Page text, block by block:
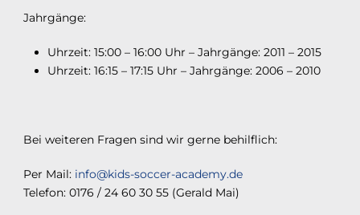
Jahrgänge:
Uhrzeit: 15:00 – 16:00 Uhr – Jahrgänge: 2011 – 2015
Uhrzeit: 16:15 – 17:15 Uhr – Jahrgänge: 2006 – 2010
Bei weiteren Fragen sind wir gerne behilflich:
Per Mail: info@kids-soccer-academy.de
Telefon: 0176 / 24 60 30 55 (Gerald Mai)